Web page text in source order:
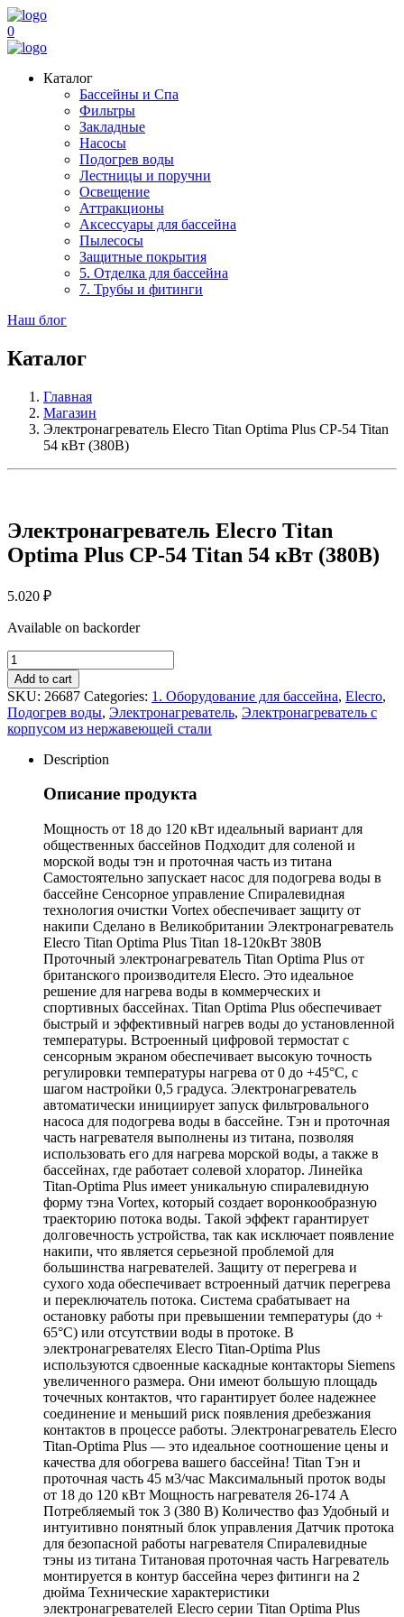
0
Каталог
Бассейны и Спа
Фильтры
Закладные
Насосы
Подогрев воды
Лестницы и поручни
Освещение
Аттракционы
Аксессуары для бассейна
Пылесосы
Защитные покрытия
5. Отделка для бассейна
7. Трубы и фитинги
Наш блог
Каталог
Главная
Магазин
Электронагреватель Elecro Titan Optima Plus СP-54 Titan
54 кВт (380В)
Электронагреватель Elecro Titan
Optima Plus СP-54 Titan 54 кВт (380В)
5.020 ₽
Available on backorder
Электронагреватель
Elecro
Titan
Optima
Plus
СP-
quantity
Add to cart
SKU: 26687 Categories: 1. Оборудование для бассейна, Elecro,
Подогрев воды, Электронагреватель, Электронагреватель с
корпусом из нержавеющей стали
Description
Описание продукта
Мощность от 18 до 120 кВт идеальный вариант для
общественных бассейнов Подходит для соленой и
морской воды тэн и проточная часть из титана
Самостоятельно запускает насос для подогрева воды в
бассейне Сенсорное управление Cпиралевидная
технология очистки Vortex обеспечивает защиту от
накипи Сделано в Великобритании Электронагреватель
Elecro Titan Optima Plus Titan 18-120кВт 380В
Проточный электронагреватель Titan Optima Plus от
британского производителя Elecro. Это идеальное
решение для нагрева воды в коммерческих и
спортивных бассейнах. Titan Optima Plus обеспечивает
быстрый и эффективный нагрев воды до установленной
температуры. Встроенный цифровой термостат с
сенсорным экраном обеспечивает высокую точность
регулировки температуры нагрева от 0 до +45°C, с
шагом настройки 0,5 градуса. Электронагреватель
автоматически инициирует запуск фильтровального
насоса для подогрева воды в бассейне. Тэн и проточная
часть нагревателя выполнены из титана, позволяя
использовать его для нагрева морской воды, а также в
бассейнах, где работает солевой хлоратор. Линейка
Titan-Optima Plus имеет уникальную спиралевидную
форму тэна Vortex, который создает воронкообразную
траекторию потока воды. Такой эффект гарантирует
долговечность устройства, так как исключает появление
накипи, что является серьезной проблемой для
большинства нагревателей. Защиту от перегрева и
сухого хода обеспечивает встроенный датчик перегрева
и переключатель потока. Система срабатывает на
остановку работы при превышении температуры (до +
65°С) или отсутствии воды в протоке. В
электронагревателях Elecro Titan-Optima Plus
используются сдвоенные каскадные контакторы Siemens
увеличенного размера. Они имеют большую площадь
точечных контактов, что гарантирует более надежнее
соединение и меньший риск появления дребезжания
контактов в процессе работы. Электронагреватель Elecro
Titan-Optima Plus — это идеальное соотношение цены и
качества для обогрева вашего бассейна! Titan Тэн и
проточная часть 45 м3/час Максимальный проток воды
от 18 до 120 кВт Мощность нагревателя 26-174 A
Потребляемый ток 3 (380 В) Количество фаз Удобный и
интуитивно понятный блок управления Датчик протока
для безопасной работы нагревателя Спиралевидные
тэны из титана Титановая проточная часть Нагреватель
монтируется в контур бассейна через фитинги на 2
дюйма Технические характеристики
электронагревателей Elecro серии Titan Optima Plus